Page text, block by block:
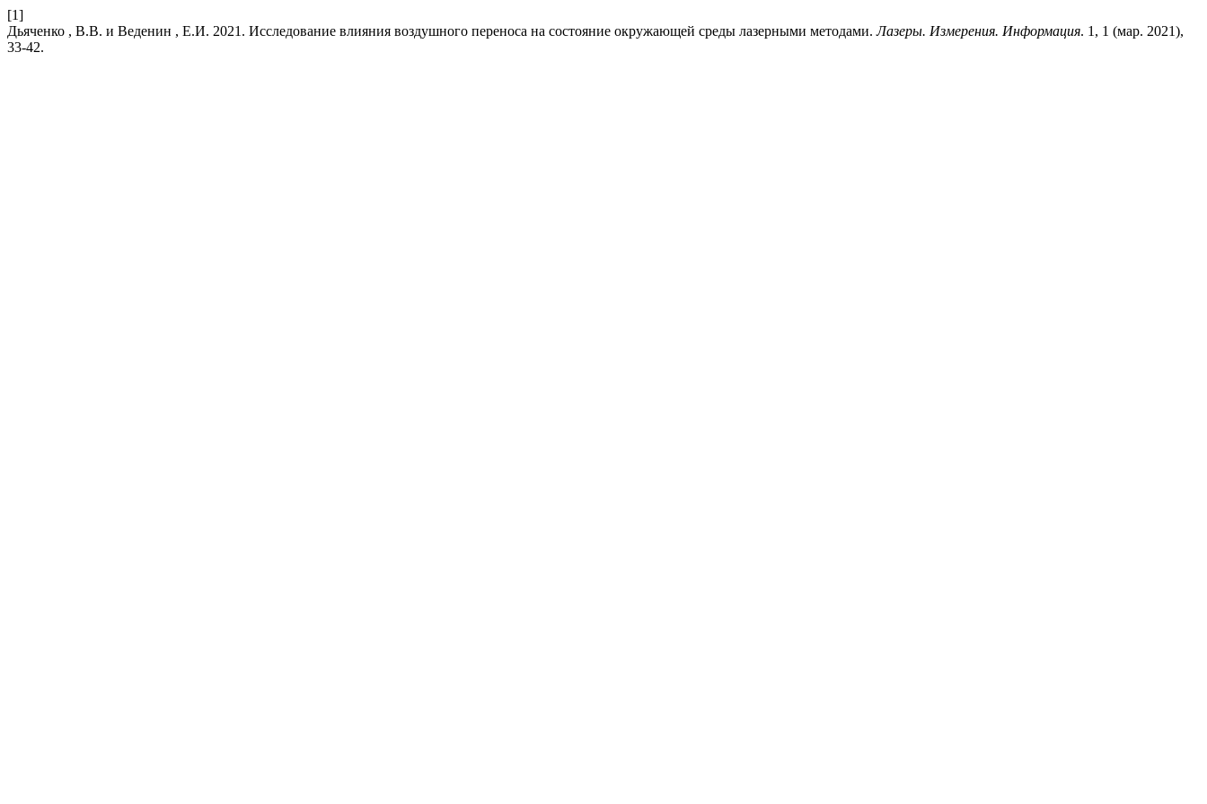
[1]
Дьяченко , В.В. и Веденин , Е.И. 2021. Иcследование влияния воздушного переноса на состояние окружающей среды лазерными методами.Лазеры. Измерения. Информация. 1, 1 (мар. 2021),
33-42.